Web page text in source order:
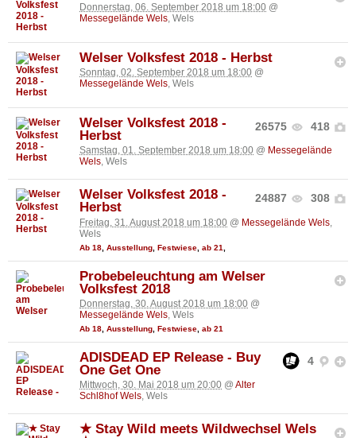
Donnerstag, 06. September 2018 um 18:00 @
Messegelände Wels, Wels
Welser Volksfest 2018 - Herbst
Sonntag, 02. September 2018 um 18:00 @
Messegelände Wels, Wels
26575 418
Welser Volksfest 2018 -
Herbst
Samstag, 01. September 2018 um 18:00 @ Messegelände
Wels, Wels
24887 308
Welser Volksfest 2018 -
Herbst
Freitag, 31. August 2018 um 18:00 @ Messegelände Wels
Wels
Ab 18 Ausstellung Festwiese ab 21
Probebeleuchtung am Welser
Volksfest 2018
Donnerstag, 30. August 2018 um 18:00 @
Messegelände Wels, Wels
Ab 18 Ausstellung Festwiese ab 21
4
ADISDEAD EP Release - Buy
One Get One
Mittwoch, 30. Mai 2018 um 20:00 @ Alter
Schl8hof Wels, Wels
★ Stay Wild meets Wildwechsel Wels